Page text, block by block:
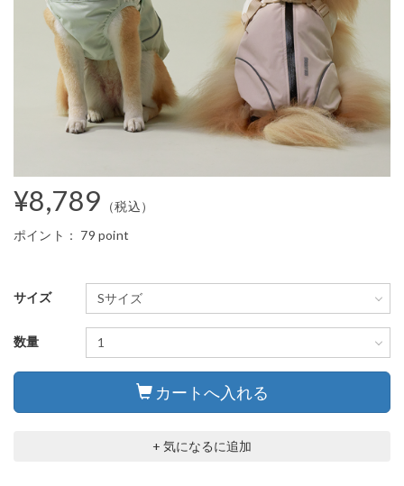
¥8,789 （税込）
ポイント： 79 point
サイズ
数量
カートへ入れる
+ 気になるに追加